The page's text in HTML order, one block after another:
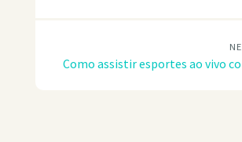
Como assistir esportes ao vivo